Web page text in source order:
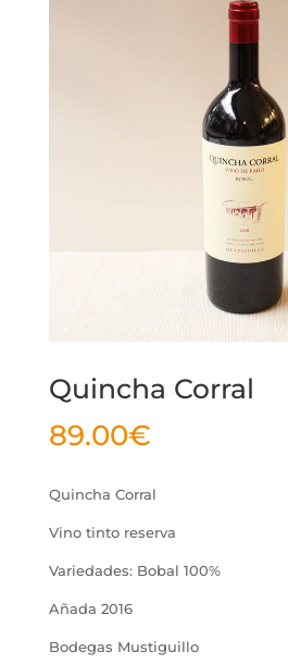
Quincha Corral
89.00€
Quincha Corral
Vino tinto reserva
Variedades: Bobal 100%
Añada 2016
Bodegas Mustiguillo